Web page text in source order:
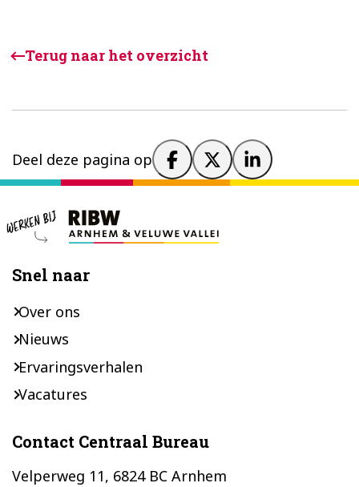
Terug naar het overzicht
Deel deze pagina op
Snel naar
Over ons
Nieuws
Ervaringsverhalen
Vacatures
Contact Centraal Bureau
Velperweg 11, 6824 BC Arnhem